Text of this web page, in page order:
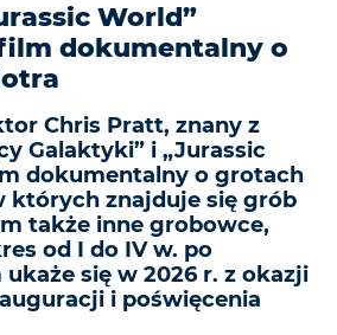
World”
dokumentalny o
Chris Pratt, znany z
Galaktyki” i „Jurassic
dokumentalny o grotach
których znajduje się grób
także inne grobowce,
od I do IV w. po
się w 2026 r. z okazji
i poświęcenia